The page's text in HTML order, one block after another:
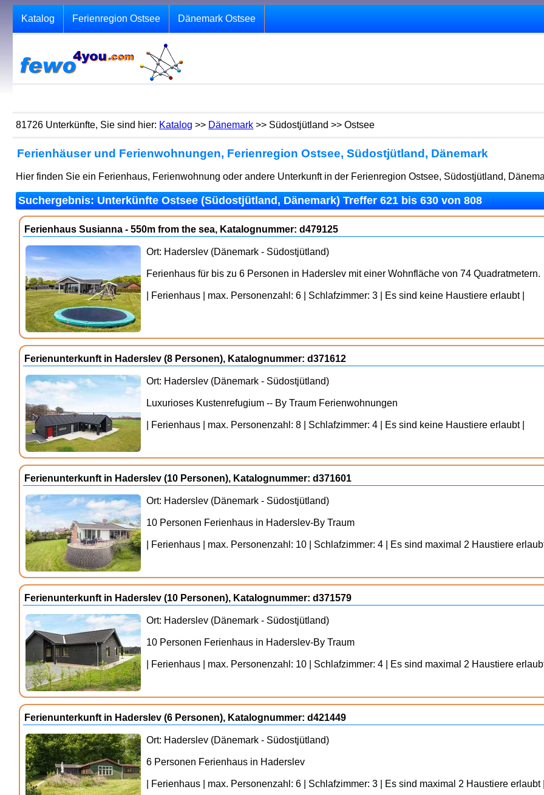
Katalog Ferienregion Ostsee Dänemark Ostsee
81726 Unterkünfte, Sie sind hier: Katalog >> Dänemark >> Südostjütland >> Ostsee
Ferienhäuser und Ferienwohnungen, Ferienregion Ostsee, Südostjütland, Dänemark
Hier finden Sie ein Ferienhaus, Ferienwohnung oder andere Unterkunft in der Ferienregion Ostsee, Südostjütland,
Suchergebnis: Unterkünfte Ostsee (Südostjütland, Dänemark) Treffer 621 bis 630 von 808
Ferienhaus Susianna - 550m from the sea, Katalognummer: d479125
Ort: Haderslev (Dänemark - Südostjütland)
Ferienhaus für bis zu 6 Personen in Haderslev mit einer Wohnfläche von 74 Quadratmetern.
| Ferienhaus | max. Personenzahl: 6 | Schlafzimmer: 3 | Es sind keine Haustiere erlaubt |
Ferienunterkunft in Haderslev (8 Personen), Katalognummer: d371612
Ort: Haderslev (Dänemark - Südostjütland)
Luxurioses Kustenrefugium -- By Traum Ferienwohnungen
| Ferienhaus | max. Personenzahl: 8 | Schlafzimmer: 4 | Es sind keine Haustiere erlaubt |
Ferienunterkunft in Haderslev (10 Personen), Katalognummer: d371601
Ort: Haderslev (Dänemark - Südostjütland)
10 Personen Ferienhaus in Haderslev-By Traum
| Ferienhaus | max. Personenzahl: 10 | Schlafzimmer: 4 | Es sind maximal 2 Haustiere
Ferienunterkunft in Haderslev (10 Personen), Katalognummer: d371579
Ort: Haderslev (Dänemark - Südostjütland)
10 Personen Ferienhaus in Haderslev-By Traum
| Ferienhaus | max. Personenzahl: 10 | Schlafzimmer: 4 | Es sind maximal 2 Haustiere
Ferienunterkunft in Haderslev (6 Personen), Katalognummer: d421449
Ort: Haderslev (Dänemark - Südostjütland)
6 Personen Ferienhaus in Haderslev
| Ferienhaus | max. Personenzahl: 6 | Schlafzimmer: 3 | Es sind maximal 2 Haustiere erlaubt